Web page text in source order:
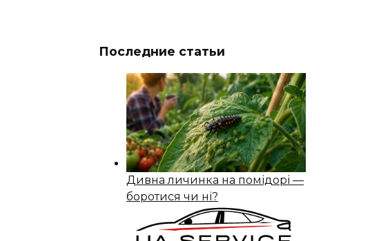
Последние статьи
Дивна личинка на помідорі —
боротися чи ні?